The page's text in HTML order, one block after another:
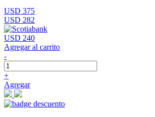
USD 375
USD 282
USD 240
Agregar al carrito
-
+
Agregar